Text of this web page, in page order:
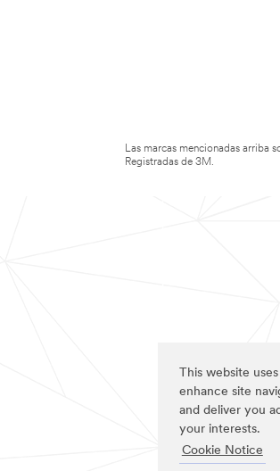
This website
enhance site
and deliver you
your interests.
Cookie Notice
Las marcas mencionadas arriba
Registradas de 3M.